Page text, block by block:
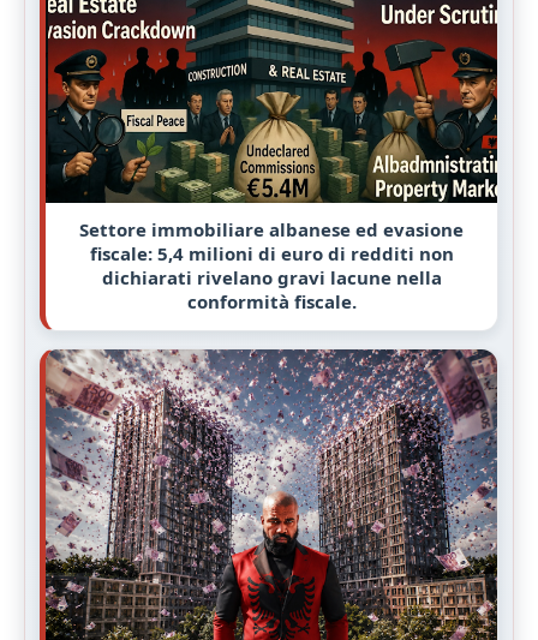
Settore immobiliare albanese ed evasione
fiscale: 5,4 milioni di euro di redditi non
dichiarati rivelano gravi lacune nella
conformità fiscale.